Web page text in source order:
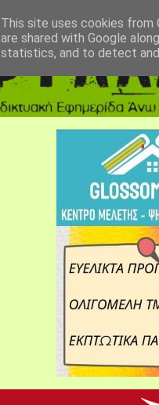
This site uses cookies from
are shared with Google
statistics, and to detect and